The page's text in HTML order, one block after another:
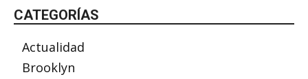
CATEGORÍAS
Actualidad
Brooklyn